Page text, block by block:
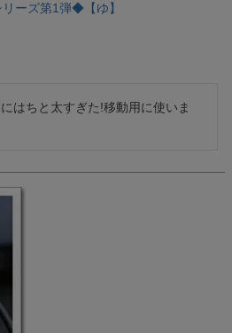
ーズ第1弾◆【ゆ】
はちと太すぎた!移動用に使いま